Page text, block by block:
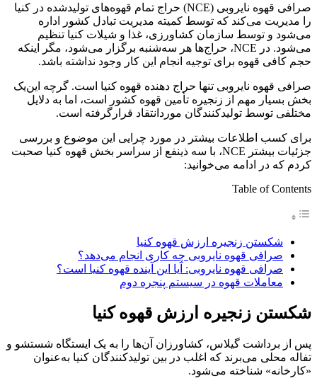
صرافی قهوه نایروبی (NCE) حراج تمام قهوه‌های تولیدشده در کنیا
را مدیریت می‌کند که توسط کمیته مدیریت تبادل کشور اداره
می‌شود و توسط سازمان کشاورزی، غذا و شیلات کنیا تنظیم
می‌شود. در NCE، حراج‌ها هر سه‌شنبه برگزار می‌شود، مگر اینکه
حجم کافی قهوه برای توجیه انجام این کار وجود نداشته باشد.
صرافی قهوه نایروبی تنها حراج دهنده قهوه کنیا است. گرچه این‌یک
بخش بسیار مهم از زنجیره تأمین قهوه کشور است، اما به دلایل
مختلفی توسط تولیدکنندگان موردانتقاد قرارگرفته است.
برای کسب اطلاعات بیشتر در مورد چرایی این موضوع و بررسی
جزئیات بیشتر NCE، با سه ذینفع از سراسر بخش قهوه کنیا صحبت
کردم که در ادامه می‌خوانید:
Table of Contents
شکستن زنجیره ارزش قهوه کنیا
صرافی قهوه نایروبی چه کاری انجام می‌دهد؟
صرافی قهوه نایروبی: آیا این آینده قهوه کنیا است؟
معاملات قهوه در سیستم پنجره دوم
شکستن زنجیره ارزش قهوه کنیا
پس از برداشت گیلاس، کشاورزان آن‌ها را به یک ایستگاه شستشو و
تفاله محلی می‌برند که اغلب در بین تولیدکنندگان کنیا به‌عنوان
«کارخانه» شناخته می‌شود.